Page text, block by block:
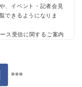
、イベント・記者会見
できるようになりま
ス受信に関するご案内